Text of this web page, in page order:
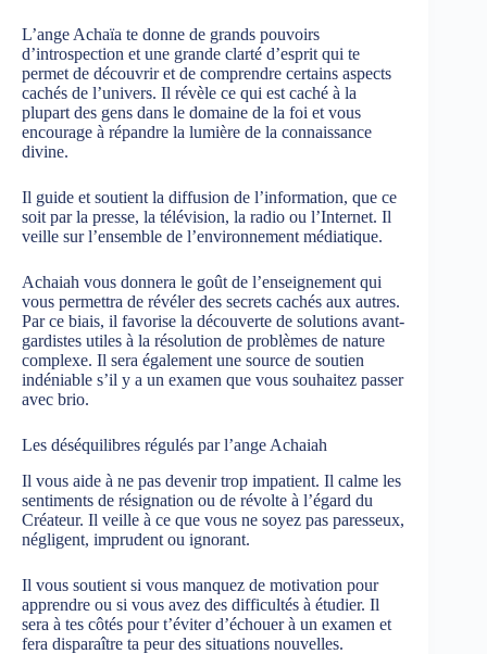
L’ange Achaïa te donne de grands pouvoirs
d’introspection et une grande clarté d’esprit qui te
permet de découvrir et de comprendre certains aspects
cachés de l’univers. Il révèle ce qui est caché à la
plupart des gens dans le domaine de la foi et vous
encourage à répandre la lumière de la connaissance
divine.
Il guide et soutient la diffusion de l’information, que ce
soit par la presse, la télévision, la radio ou l’Internet. Il
veille sur l’ensemble de l’environnement médiatique.
Achaiah vous donnera le goût de l’enseignement qui
vous permettra de révéler des secrets cachés aux autres.
Par ce biais, il favorise la découverte de solutions avant-
gardistes utiles à la résolution de problèmes de nature
complexe. Il sera également une source de soutien
indéniable s’il y a un examen que vous souhaitez passer
avec brio.
Les déséquilibres régulés par l’ange Achaiah
Il vous aide à ne pas devenir trop impatient. Il calme les
sentiments de résignation ou de révolte à l’égard du
Créateur. Il veille à ce que vous ne soyez pas paresseux,
négligent, imprudent ou ignorant.
Il vous soutient si vous manquez de motivation pour
apprendre ou si vous avez des difficultés à étudier. Il
sera à tes côtés pour t’éviter d’échouer à un examen et
fera disparaître ta peur des situations nouvelles.